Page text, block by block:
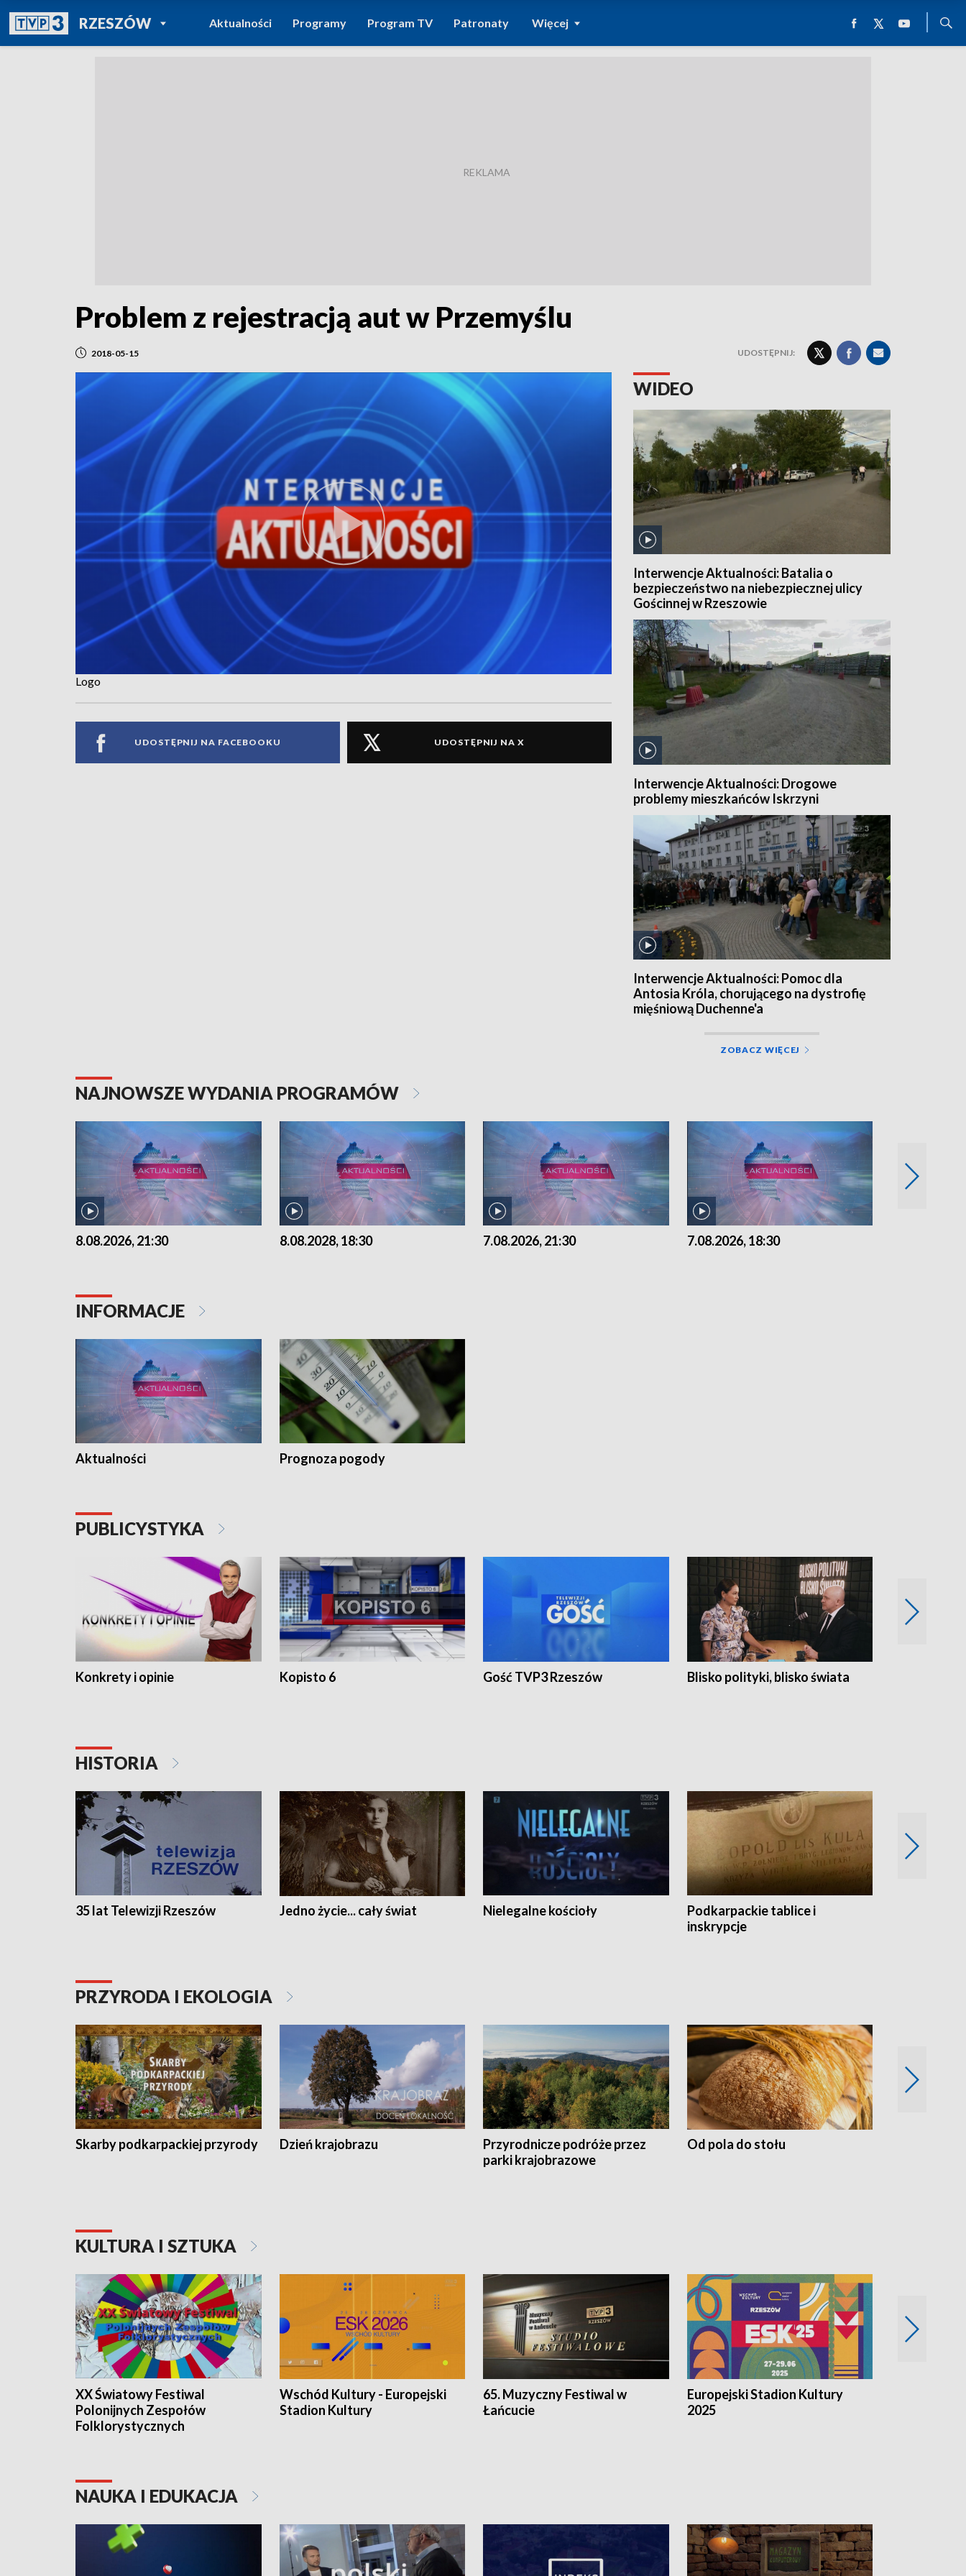
RZESZÓWPOWRÓT DO
TVP REGIONY
Aktualności Programy Program TV Patronaty Więcej
Problem z rejestracją aut w Przemyślu
2018-05-15 UDOSTĘPNIJ:
Logo
UDOSTĘPNIJ NA FACEBOOKU UDOSTĘPNIJ NA X
WIDEO
Interwencje Aktualności: Batalia o
bezpieczeństwo na niebezpiecznej ulicy
Gościnnej w Rzeszowie
Interwencje Aktualności: Drogowe
problemy mieszkańców Iskrzyni
Interwencje Aktualności: Pomoc dla
Antosia Króla, chorującego na dystrofię
mięśniową Duchenne'a
ZOBACZ WIĘCEJ
NAJNOWSZE WYDANIA PROGRAMÓW
8.08.2026, 21:30 8.08.2028, 18:30 7.08.2026, 21:30 7.08.2026, 18:30
INFORMACJE
Aktualności Prognoza pogody
PUBLICYSTYKA
Konkrety i opinie Kopisto 6 Gość TVP3 Rzeszów Blisko polityki, blisko świata
HISTORIA
35 lat Telewizji Rzeszów Jedno życie... cały świat Nielegalne kościoły
Podkarpackie tablice i
inskrypcje
PRZYRODA I EKOLOGIA
Skarby podkarpackiej przyrody Dzień krajobrazu
Przyrodnicze podróże przez
parki krajobrazowe
Od pola do stołu
KULTURA I SZTUKA
XX Światowy Festiwal
Polonijnych Zespołów
Folklorystycznych
Wschód Kultury - Europejski
Stadion Kultury
65. Muzyczny Festiwal w
Łańcucie
Europejski Stadion Kultury
2025
NAUKA I EDUKACJA